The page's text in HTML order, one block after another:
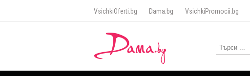
VsichkiOferti.bg Dama.bg VsichkiPromocii.bg